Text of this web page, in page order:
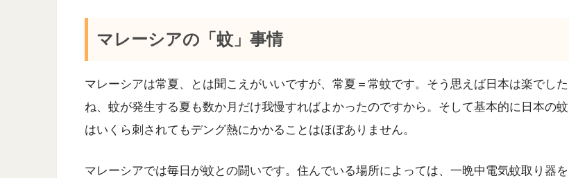
マレーシアの「蚊」事情
マレーシアは常夏、とは聞こえがいいですが、常夏＝常蚊です。そう思えば日本は楽でした
ね、蚊が発生する夏も数か月だけ我慢すればよかったのですから。そして基本的に日本の蚊
はいくら刺されてもデング熱にかかることはほぼありません。
マレーシアでは毎日が蚊との闘いです。住んでいる場所によっては、一晩中電気蚊取り器を